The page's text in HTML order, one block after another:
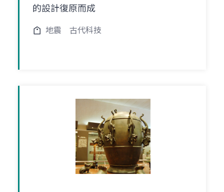
的設計復原而成
地震 古代科技